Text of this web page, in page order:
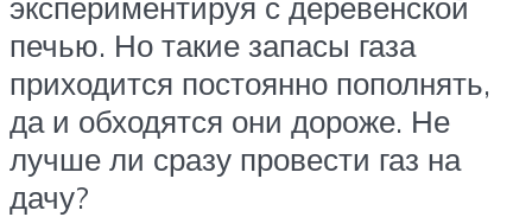
печью. Но такие запасы газа
приходится постоянно пополнять,
да и обходятся они дороже. Не
лучше ли сразу провести газ на
дачу?